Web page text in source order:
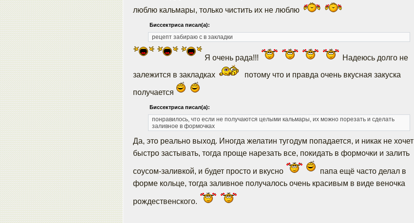
люблю кальмары, только чистить их не люблю
Биссектриса писал(а):
рецепт забираю с в закладки
Я очень рада!!! Надеюсь долго не
залежится в закладках потому что и правда очень вкусная закуска
получается
Биссектриса писал(а):
понравилось, что если не получаются целыми кальмары, их можно порезать и сделать
заливное в формочках
Да, это реально выход. Иногда желатин тугодум попадается, и никак не хочет
быстро застывать, тогда проще нарезать все, покидать в формочки и залить
соусом-заливкой, и будет просто и вкусно
папа ещё часто делал в
форме кольце, тогда заливное получалось очень красивым в виде веночка
рождественского.